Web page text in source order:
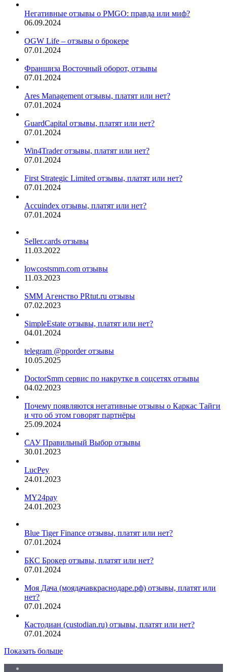
Негативные отзывы о PMGO: правда или миф?
06.09.2024
OGW Life – отзывы о брокере
07.01.2024
Франшиза Восточный оборот, отзывы
07.01.2024
Ares Management отзывы, платят или нет?
07.01.2024
GuardCapital отзывы, платят или нет?
07.01.2024
Win4Trader отзывы, платят или нет?
07.01.2024
First Strategic Limited отзывы, платят или нет?
07.01.2024
Accuindex отзывы, платят или нет?
07.01.2024
Seller.cards отзывы
11.03.2022
lowcostsmm.com отзывы
11.03.2023
SMM Агенство PRtut.ru отзывы
07.02.2023
SimpleEstate отзывы, платят или нет?
04.01.2024
telegram @pporder отзывы
10.05.2025
DoctorSmm сервис по накрутке в соцсетях отзывы
04.02.2023
Почему появляются негативные отзывы о Каркас Тайги
и что об этом говорят партнёры
25.09.2024
САУ Правильный Выбор отзывы
30.01.2023
LucPey
24.01.2023
MY24pay
24.01.2023
Blue Tiger Finance отзывы, платят или нет?
07.01.2024
БКС Брокер отзывы, платят или нет?
07.01.2024
Моя Дача (моядачавкраснодаре.рф) отзывы, платят или
нет?
07.01.2024
Кастодиан (custodian.ru) отзывы, платят или нет?
07.01.2024
Показать больше